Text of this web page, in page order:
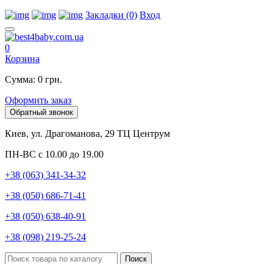
Закладки (0) Вход
0
Корзина
Сумма: 0 грн.
Оформить заказ
Обратный звонок
Киев, ул. Драгоманова, 29 ТЦ Центрум
ПН-ВС с 10.00 до 19.00
+38 (063) 341-34-32
+38 (050) 686-71-41
+38 (050) 638-40-91
+38 (098) 219-25-24
Поиск